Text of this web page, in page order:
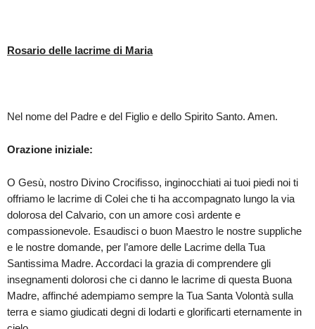
Rosario delle lacrime di Maria
Nel nome del Padre e del Figlio e dello Spirito Santo. Amen.
Orazione iniziale:
O Gesù, nostro Divino Crocifisso, inginocchiati ai tuoi piedi noi ti
offriamo le lacrime di Colei che ti ha accompagnato lungo la via
dolorosa del Calvario, con un amore così ardente e
compassionevole. Esaudisci o buon Maestro le nostre suppliche
e le nostre domande, per l’amore delle Lacrime della Tua
Santissima Madre. Accordaci la grazia di comprendere gli
insegnamenti dolorosi che ci danno le lacrime di questa Buona
Madre, affinché adempiamo sempre la Tua Santa Volontà sulla
terra e siamo giudicati degni di lodarti e glorificarti eternamente in